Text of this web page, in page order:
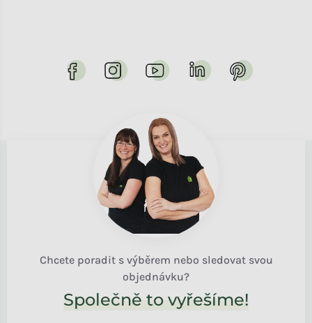
Chcete poradit s výběrem nebo sledovat svou
objednávku?
Společně to vyřešíme!